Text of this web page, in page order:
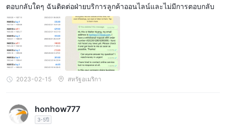
ตอบกลับใดๆ ฉันติดต่อฝ่ายบริการลูกค้าออนไลน์และไม่มีการตอบกลับ
2023-02-15 สหรัฐอเมริกา
honhow777
3-5ปี